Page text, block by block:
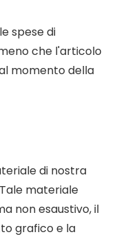
spese di
che l'articolo
momento della
di nostra
materiale
non esaustivo, il
grafico e la